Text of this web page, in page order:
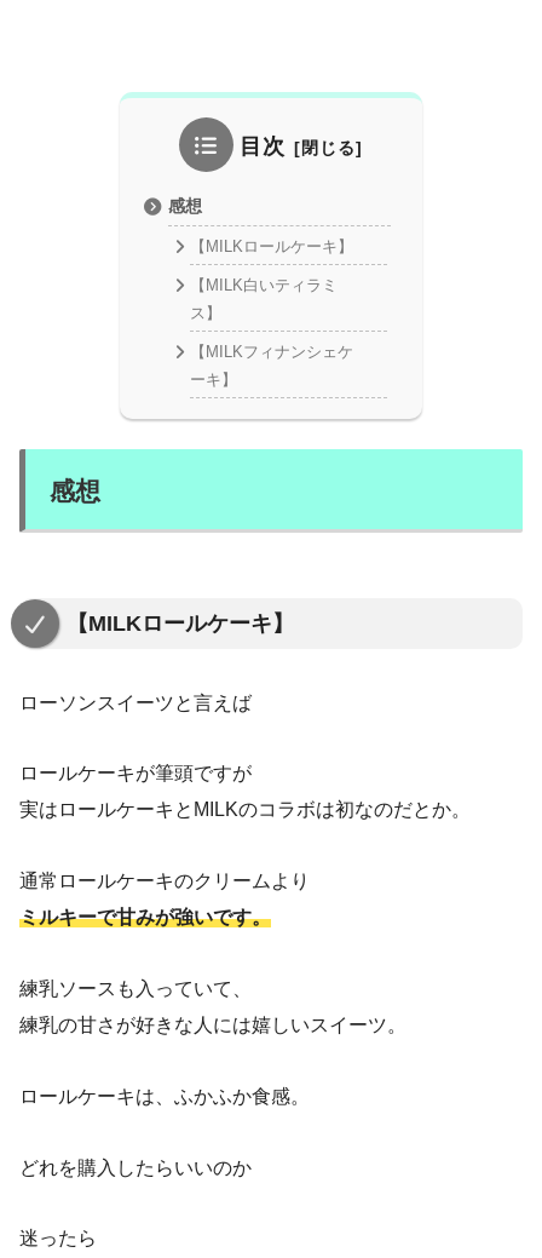
目次
感想
【MILKロールケーキ】
【MILK白いティラミ
ス】
【MILKフィナンシェケ
ーキ】
感想
【MILKロールケーキ】
ローソンスイーツと言えば
ロールケーキが筆頭ですが
実はロールケーキとMILKのコラボは初なのだとか。
通常ロールケーキのクリームより
ミルキーで甘みが強いです。
練乳ソースも入っていて、
練乳の甘さが好きな人には嬉しいスイーツ。
ロールケーキは、ふかふか食感。
どれを購入したらいいのか
迷ったら